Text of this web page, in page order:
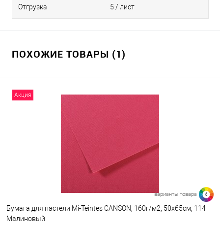
Отгрузка 5 / лист
ПОХОЖИЕ ТОВАРЫ (1)
Акция
варианты товара 6
Бумага для пастели Mi-Teintes CANSON, 160г/м2, 50х65см, 114
Малиновый